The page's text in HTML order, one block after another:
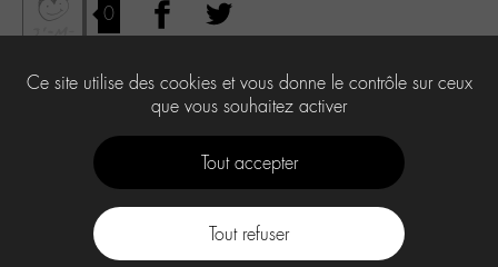
0
Ce site utilise des cookies et vous donne le contrôle sur ceux
que vous souhaitez activer
Tout accepter
Tout refuser